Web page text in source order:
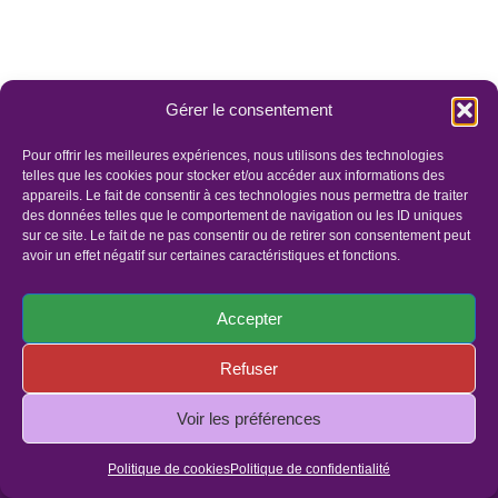
Gérer le consentement
Pour offrir les meilleures expériences, nous utilisons des technologies
telles que les cookies pour stocker et/ou accéder aux informations des
appareils. Le fait de consentir à ces technologies nous permettra de traiter
des données telles que le comportement de navigation ou les ID uniques
sur ce site. Le fait de ne pas consentir ou de retirer son consentement peut
avoir un effet négatif sur certaines caractéristiques et fonctions.
Accepter
Refuser
Voir les préférences
Politique de cookiesPolitique de confidentialité
Politique de confidentialité
Politique de cookies (UE)
l'agence ID Web